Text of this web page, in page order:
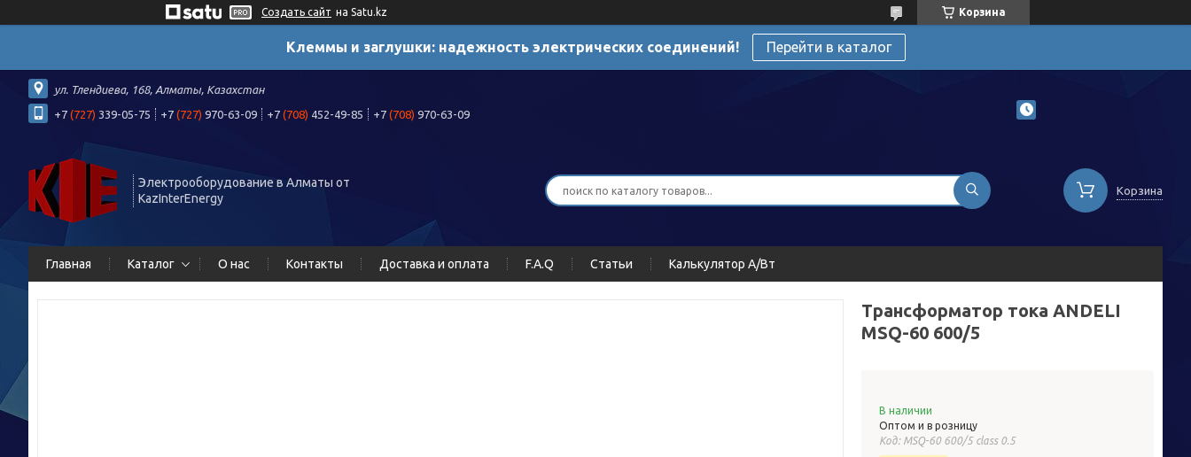
Создать сайт на Satu.kz Корзина
Клеммы и заглушки: надежность электрических соединений! Перейти в каталог
ул. Тлендиева, 168, Алматы, Казахстан
+7 (727) 339-05-75 +7 (727) 970-63-09 +7 (708) 452-49-85 +7 (708) 970-63-09
Электрооборудование в Алматы от
KazInterEnergy
Корзина
Главная Каталог О нас Контакты Доставка и оплата F.A.Q Статьи Калькулятор А/Вт
Трансформатор тока ANDELI
MSQ-60 600/5
В наличии
Оптом и в розницу
Код: MSQ-60 600/5 class 0.5